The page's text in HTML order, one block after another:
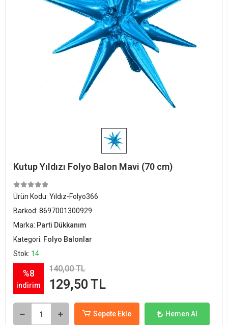
Kutup Yıldızı Folyo Balon Mavi (70 cm)
Ürün Kodu: Yıldız-Folyo366
Barkod: 8697001300929
Marka: Parti Dükkanım
Kategori: Folyo Balonlar
Stok: 14
%8
indirim
140,00 TL
129,50 TL
Sepete Ekle Hemen Al